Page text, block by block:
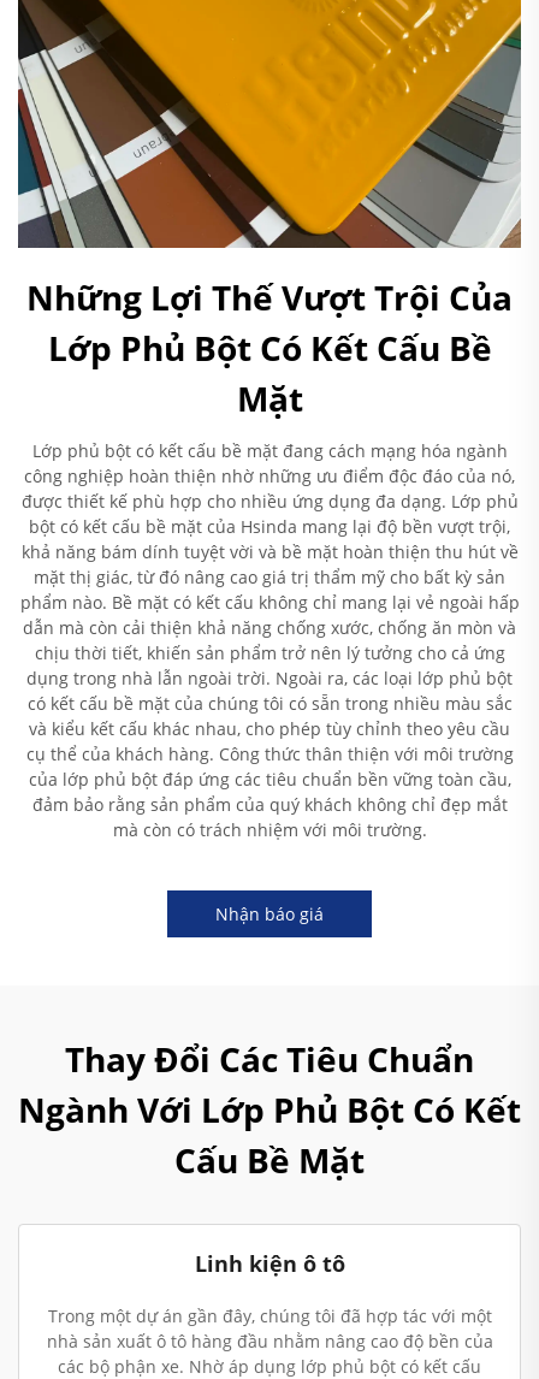
Những Lợi Thế Vượt Trội Của
Lớp Phủ Bột Có Kết Cấu Bề
Mặt
Lớp phủ bột có kết cấu bề mặt đang cách mạng hóa ngành
công nghiệp hoàn thiện nhờ những ưu điểm độc đáo của nó,
được thiết kế phù hợp cho nhiều ứng dụng đa dạng. Lớp phủ
bột có kết cấu bề mặt của Hsinda mang lại độ bền vượt trội,
khả năng bám dính tuyệt vời và bề mặt hoàn thiện thu hút về
mặt thị giác, từ đó nâng cao giá trị thẩm mỹ cho bất kỳ sản
phẩm nào. Bề mặt có kết cấu không chỉ mang lại vẻ ngoài hấp
dẫn mà còn cải thiện khả năng chống xước, chống ăn mòn và
chịu thời tiết, khiến sản phẩm trở nên lý tưởng cho cả ứng
dụng trong nhà lẫn ngoài trời. Ngoài ra, các loại lớp phủ bột
có kết cấu bề mặt của chúng tôi có sẵn trong nhiều màu sắc
và kiểu kết cấu khác nhau, cho phép tùy chỉnh theo yêu cầu
cụ thể của khách hàng. Công thức thân thiện với môi trường
của lớp phủ bột đáp ứng các tiêu chuẩn bền vững toàn cầu,
đảm bảo rằng sản phẩm của quý khách không chỉ đẹp mắt
mà còn có trách nhiệm với môi trường.
Nhận báo giá
Thay Đổi Các Tiêu Chuẩn
Ngành Với Lớp Phủ Bột Có Kết
Cấu Bề Mặt
Linh kiện ô tô
Trong một dự án gần đây, chúng tôi đã hợp tác với một
nhà sản xuất ô tô hàng đầu nhằm nâng cao độ bền của
các bộ phận xe. Nhờ áp dụng lớp phủ bột có kết cấu